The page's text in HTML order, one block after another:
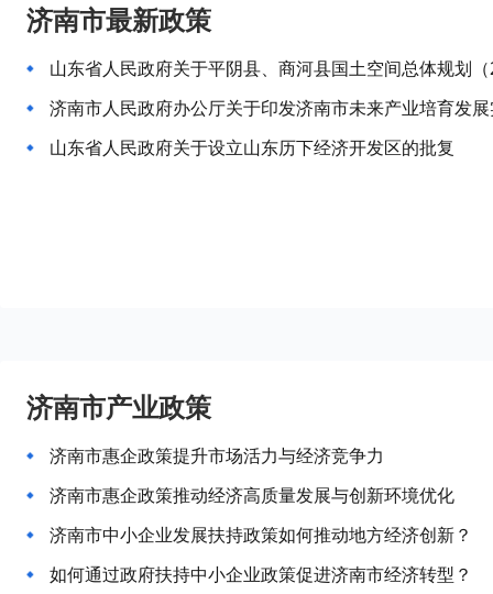
济南市最新政策
山东省人民政府关于平阴县、商河县国土空间总体规划
济南市人民政府办公厅关于印发济南市未来产业培育发
山东省人民政府关于设立山东历下经济开发区的批复
济南市产业政策
济南市惠企政策提升市场活力与经济竞争力
济南市惠企政策推动经济高质量发展与创新环境优化
济南市中小企业发展扶持政策如何推动地方经济创新？
如何通过政府扶持中小企业政策促进济南市经济转型？